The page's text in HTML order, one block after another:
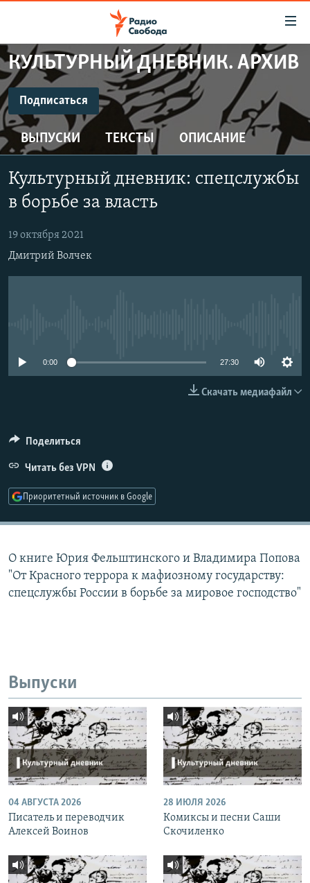
упрощенного
доступа
Вернуться
к
основному
содержанию
Вернутся
главной
Вернутся
поиску
ПРОГРАММЫ
ПОДКАСТЫ
АВТОРСКИЕ ПРОЕКТЫ
ЦИТАТЫ СВОБОДЫ
МНЕНИЯ
КУЛЬТУРА
КАВКАЗ.РЕАЛИИ
СЕВЕР.РЕАЛИИ
КУЛЬТУРНЫЙ ДНЕВНИК. АРХИВ
Подписаться
ПОДПИСАТЬСЯ
Подписаться
ВЫПУСКИ ТЕКСТЫ ОПИСАНИЕ
Культурный дневник: спецслужбы
в борьбе за власть
19 октября 2021
Дмитрий Волчек
0:00 27:30
Скачать медиафайл
Поделиться
Читать без VPN
Приоритетный источник в Google
О книге Юрия Фельштинского и Владимира Попова
"От Красного террора к мафиозному государству:
спецслужбы России в борьбе за мировое господство"
Выпуски
04 АВГУСТА 2026
Писатель и переводчик
Алексей Воинов
28 ИЮЛЯ 2026
Комиксы и песни Саши
Скочиленко